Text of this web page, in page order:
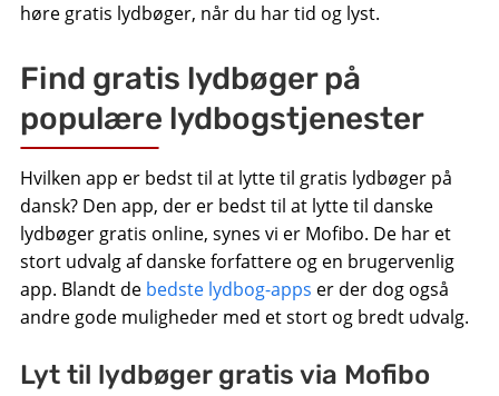
høre gratis lydbøger, når du har tid og lyst.
Find gratis lydbøger på
populære lydbogstjenester
Hvilken app er bedst til at lytte til gratis lydbøger på
dansk? Den app, der er bedst til at lytte til danske
lydbøger gratis online, synes vi er Mofibo. De har et
stort udvalg af danske forfattere og en brugervenlig
app. Blandt de bedste lydbog-apps er der dog også
andre gode muligheder med et stort og bredt udvalg.
Lyt til lydbøger gratis via Mofibo